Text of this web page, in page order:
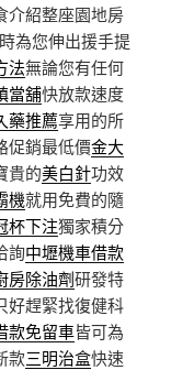
介紹整座園地房
為您伸出援手提
法無論您有任何
當舖快放款速度
藥推薦享用的所
促銷最低價金大
貴的美白針功效
機就用免費的隨
杯下注獨家積分
詢中壢機車借款
房除油劑研發特
好趕緊找復健科
款免留車皆可為
款三明治盒快速